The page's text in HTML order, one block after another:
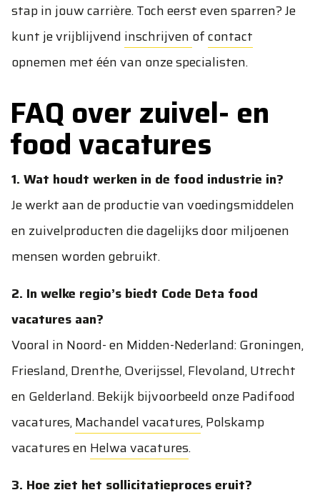
stap in jouw carrière. Toch eerst even sparren? Je
kunt je vrijblijvend inschrijven ofcontact
opnemen met één van onze specialisten.
FAQ over zuivel- en
food vacatures
1. Wat houdt werken in de food industrie in?
Je werkt aan de productie van voedingsmiddelen
en zuivelproducten die dagelijks door miljoenen
mensen worden gebruikt.
2. In welke regio’s biedt Code Deta food
vacatures aan?
Vooral in Noord- en Midden-Nederland: Groningen,
Friesland, Drenthe, Overijssel, Flevoland, Utrecht
en Gelderland. Bekijk bijvoorbeeld onzePadifood
vacatures,Machandel vacatures,Polskamp
vacaturesen Helwa vacatures.
3. Hoe ziet het sollicitatieproces eruit?